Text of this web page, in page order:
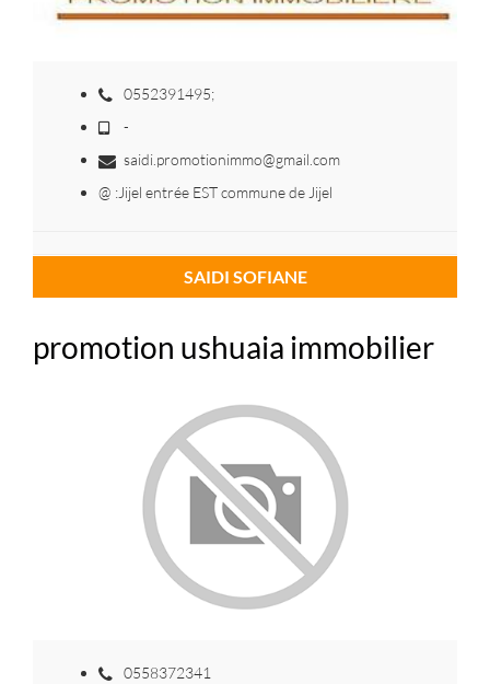
0552391495;
-
saidi.promotionimmo@gmail.com
@ :Jijel entrée EST commune de Jijel
SAIDI SOFIANE
promotion ushuaia immobilier
0558372341